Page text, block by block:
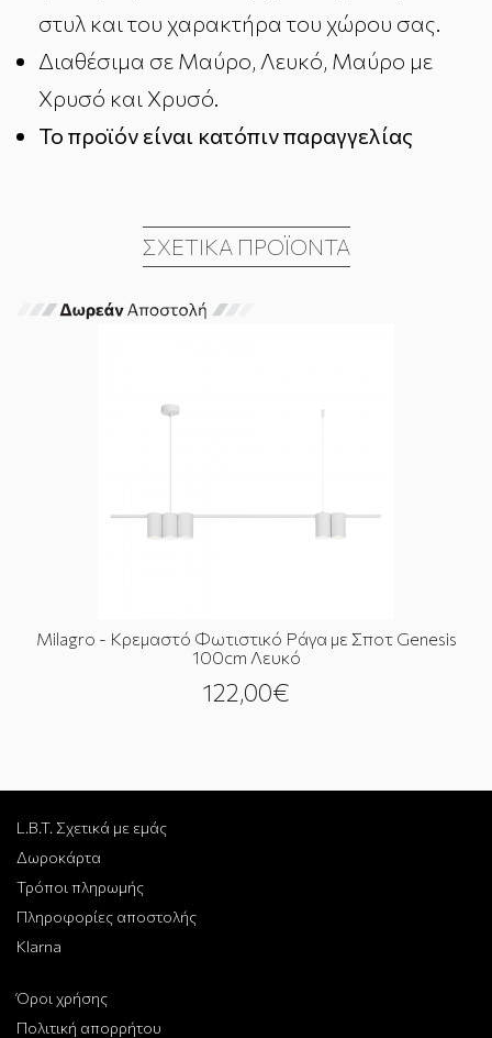
στυλ και του χαρακτήρα του χώρου σας.
Διαθέσιμα σε Μαύρο, Λευκό, Μαύρο με
Χρυσό και Χρυσό.
Το προϊόν είναι κατόπιν παραγγελίας
ΣΧΕΤΙΚΆ ΠΡΟΪΌΝΤΑ
Milagro - Κρεμαστό Φωτιστικό Ράγα με Σποτ Genesis
100cm Λευκό
122,00€
L.B.T. Σχετικά με εμάς
Δωροκάρτα
Τρόποι πληρωμής
Πληροφορίες αποστολής
Klarna
Όροι χρήσης
Πολιτική απορρήτου